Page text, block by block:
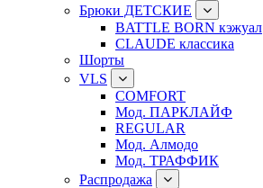
Брюки ДЕТСКИЕ
BATTLE BORN кэжуал
CLAUDE классика
Шорты
VLS
COMFORT
Мод. ПАРКЛАЙФ
REGULAR
Мод. Алмодо
Мод. ТРАФФИК
Распродажа